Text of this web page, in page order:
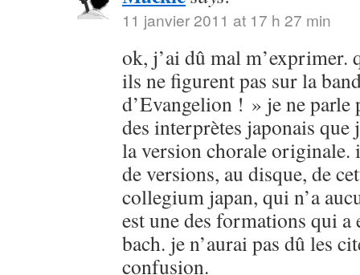
11 janvier 2011 at 17 h 27 min
ok, j’ai dû mal m’exprimer.
ils ne figurent pas sur la
d’Evangelion ! » je ne parle
des interprètes japonais que
la version chorale originale.
de versions, au disque, de
collegium japan, qui n’a
est une des formations qui a
bach. je n’aurai pas dû les
confusion.